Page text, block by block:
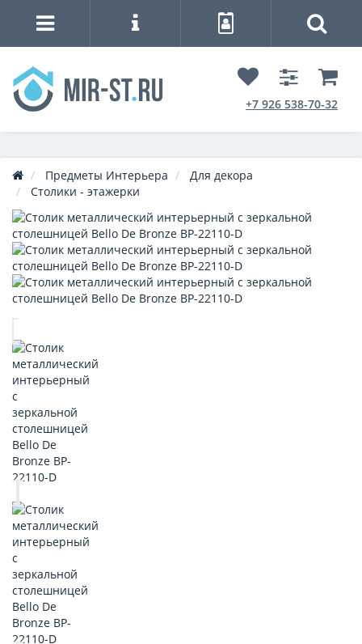
+7 926 538-70-32
Предметы Интерьера
Для декора
Столики - этажерки